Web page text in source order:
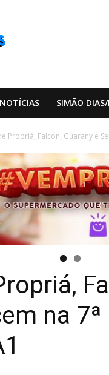
SIMÃO DIAS/
Propriá, Falcon, Guarany e
na